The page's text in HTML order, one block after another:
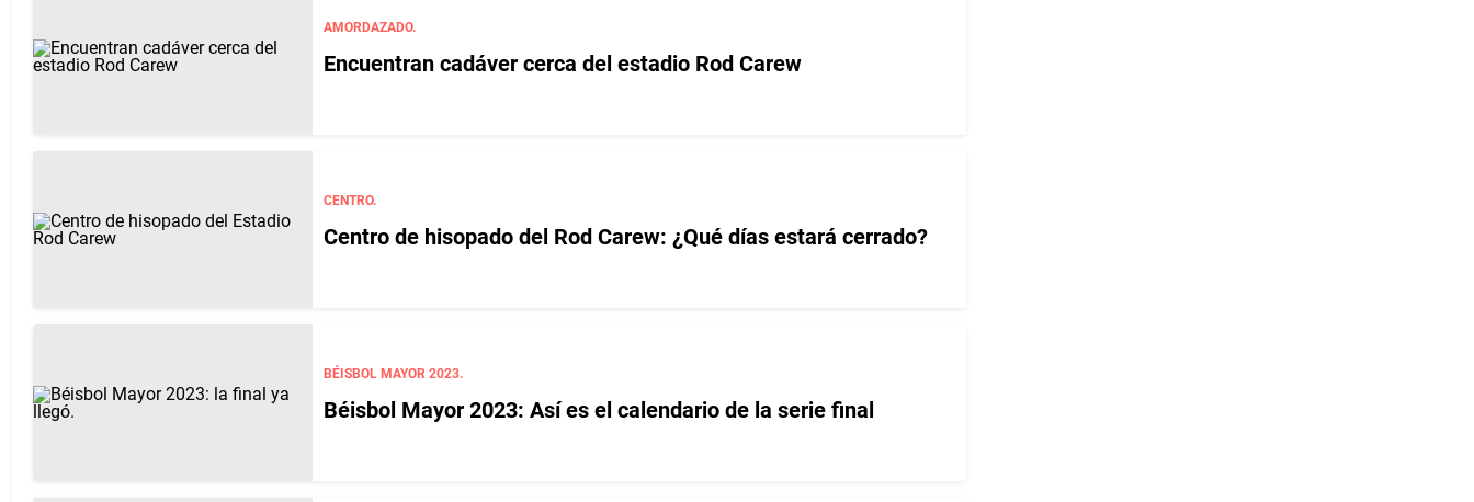
AMORDAZADO.
Encuentran cadáver cerca del estadio Rod Carew
CENTRO.
Centro de hisopado del Rod Carew: ¿Qué días estará cerrado?
BÉISBOL MAYOR 2023.
Béisbol Mayor 2023: Así es el calendario de la serie final